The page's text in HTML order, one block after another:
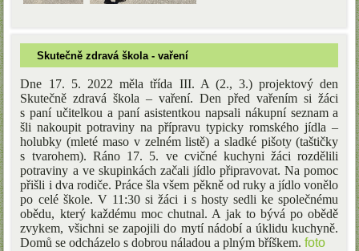
Skutečně zdravá škola - vaření
Dne 17. 5. 2022 měla třída III. A (2., 3.) projektový den
Skutečně zdravá škola – vaření. Den před vařením si žáci
s paní učitelkou a paní asistentkou napsali nákupní seznam a
šli nakoupit potraviny na přípravu typicky romského jídla –
holubky(mleté maso v zelném listě) a sladké pišoty (taštičky
s tvarohem). Ráno 17. 5. ve cvičné kuchyni žáci rozdělili
potraviny a ve skupinkách začali jídlo připravovat.Na pomoc
přišli i dva rodiče. Práce šla všem pěkně od ruky a jídlo vonělo
po celé škole. V 11:30 si žáci i s hosty sedli ke společnému
obědu, který každému moc chutnal. A jak to bývá po obědě
zvykem, všichni se zapojili do mytí nádobí a úklidu kuchyně.
Domů se odcházelo s dobrou náladou a plným bříškem.foto